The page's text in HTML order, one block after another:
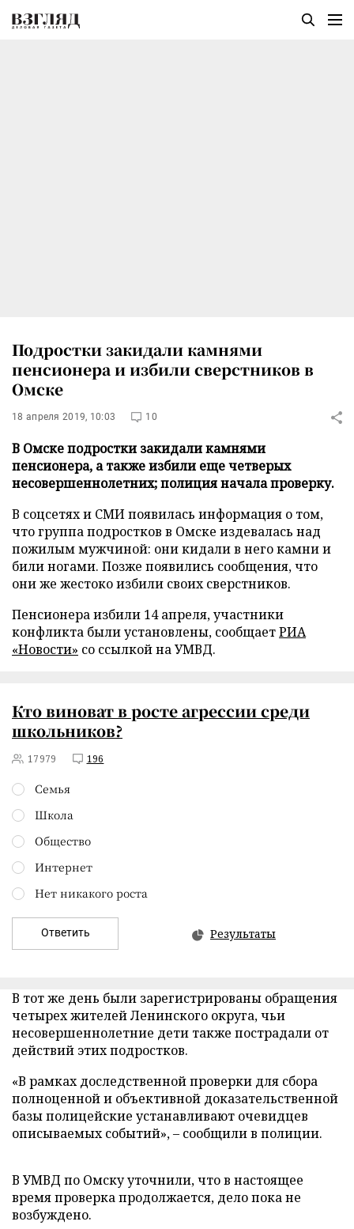
Подростки закидали камнями
пенсионера и избили сверстников в
Омске
18 апреля 2019, 10:03 10
В Омске подростки закидали камнями
пенсионера, а также избили еще четверых
несовершеннолетних; полиция начала проверку.
В соцсетях и СМИ появилась информация о том,
что группа подростков в Омске издевалась над
пожилым мужчиной: они кидали в него камни и
били ногами. Позже появились сообщения, что
они же жестоко избили своих сверстников.
Пенсионера избили 14 апреля, участники
конфликта были установлены, сообщаетРИА
«Новости» со ссылкой на УМВД.
Кто виноват в росте агрессии среди
школьников?
17979 196
Семья
Школа
Общество
Интернет
Нет никакого роста
Ответить Результаты
В тот же день были зарегистрированы обращения
четырех жителей Ленинского округа, чьи
несовершеннолетние дети также пострадали от
действий этих подростков.
«В рамках доследственной проверки для сбора
полноценной и объективной доказательственной
базы полицейские устанавливают очевидцев
описываемых событий», – сообщили в полиции.
В УМВД по Омску уточнили, что в настоящее
время проверка продолжается, дело пока не
возбуждено.